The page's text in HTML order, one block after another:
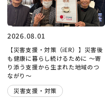
2026.08.01
【災害支援・対策（iER）】災害後
も健康に暮らし続けるために ～寄
り添う支援から生まれた地域のつ
ながり～
災害支援・対策